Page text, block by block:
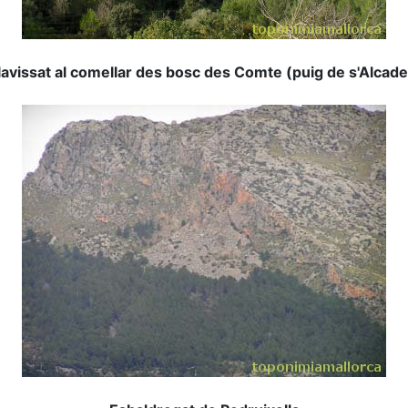
al comellar des bosc des Comte (puig de